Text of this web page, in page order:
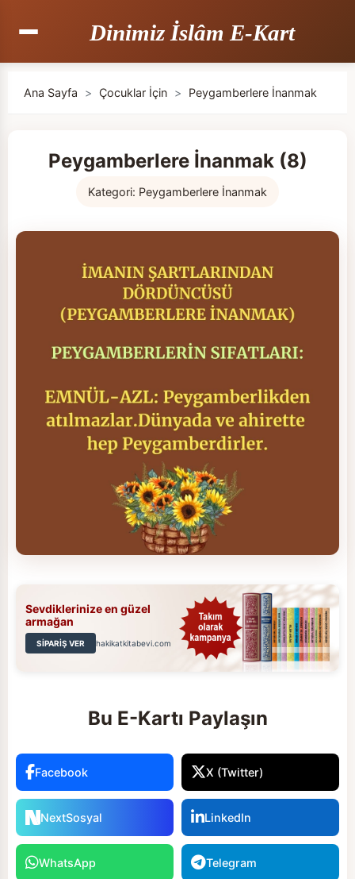
Dinimiz İslâm E-Kart
Ana Sayfa > Çocuklar İçin > Peygamberlere İnanmak
Peygamberlere İnanmak (8)
Kategori: Peygamberlere İnanmak
Sevdiklerinize en güzel
armağan
SİPARİŞ VER hakikatkitabevi.com
Bu E-Kartı Paylaşın
Facebook X (Twitter)
NextSosyal LinkedIn
WhatsApp Telegram